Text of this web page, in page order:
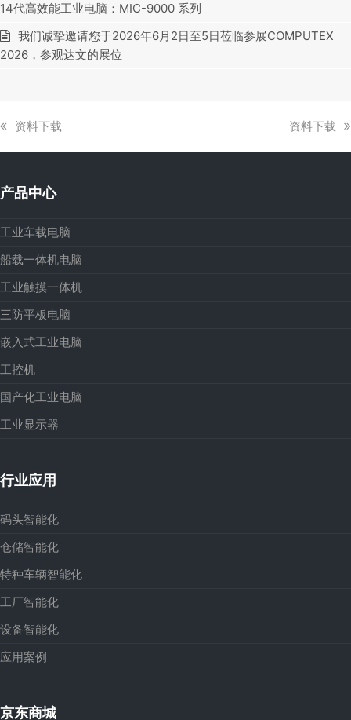
14代高效能工业电脑：MIC-9000 系列
我们诚挚邀请您于2026年6月2日至5日莅临参展COMPUTEX
2026，参观达文的展位
上
章:
资料下载
下
资料下载
产品中心
工业车载电脑
船载一体机电脑
工业触摸一体机
三防平板电脑
嵌入式工业电脑
工控机
国产化工业电脑
工业显示器
行业应用
码头智能化
仓储智能化
特种车辆智能化
工厂智能化
设备智能化
应用案例
京东商城